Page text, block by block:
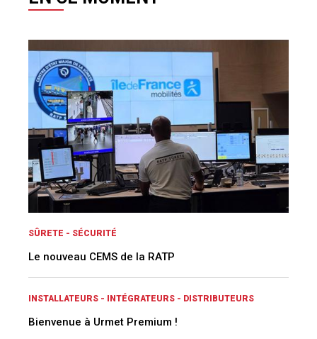
SÛRETE - SÉCURITÉ
Le nouveau CEMS de la RATP
INSTALLATEURS - INTÉGRATEURS - DISTRIBUTEURS
Bienvenue à Urmet Premium !